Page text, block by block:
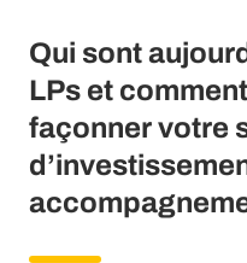
Qui sont
LPs et
façonner votre